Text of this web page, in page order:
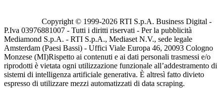
Copyright © 1999-2026 RTI S.p.A. Business Digital -
P.Iva 03976881007 - Tutti i diritti riservati - Per la pubblicità
Mediamond S.p.A. - RTI S.p.A., Mediaset N.V., sede legale
Amsterdam (Paesi Bassi) - Uffici Viale Europa 46, 20093 Cologno
Monzese (MI)Rispetto ai contenuti e ai dati personali trasmessi e/o
riprodotti è vietata ogni utilizzazione funzionale all’addestramento di
sistemi di intelligenza artificiale generativa. È altresì fatto divieto
espresso di utilizzare mezzi automatizzati di data scraping.